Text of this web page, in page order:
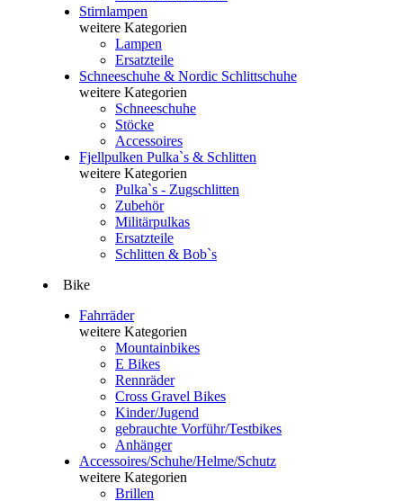
Stirnlampen
weitere Kategorien
Lampen
Ersatzteile
Schneeschuhe & Nordic Schlittschuhe
weitere Kategorien
Schneeschuhe
Stöcke
Accessoires
Fjellpulken Pulka`s & Schlitten
weitere Kategorien
Pulka`s - Zugschlitten
Zubehör
Militärpulkas
Ersatzteile
Schlitten & Bob`s
Bike
Fahrräder
weitere Kategorien
Mountainbikes
E Bikes
Rennräder
Cross Gravel Bikes
Kinder/Jugend
gebrauchte Vorführ/Testbikes
Anhänger
Accessoires/Schuhe/Helme/Schutz
weitere Kategorien
Brillen